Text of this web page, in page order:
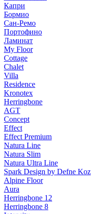
Капри
Бормио
Сан-Ремо
Портофино
Ламинат
My Floor
Cottage
Chalet
Villa
Residence
Kronotex
Herringbone
AGT
Concept
Effect
Effect Premium
Natura Line
Natura Slim
Natura Ultra Line
Spark Design by Defne Koz
Alpine Floor
Aura
Herringbone 12
Herringbone 8